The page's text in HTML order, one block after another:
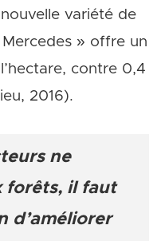
variété de
» offre un
contre 0,4
2016).
ne
forêts, il faut
d’améliorer